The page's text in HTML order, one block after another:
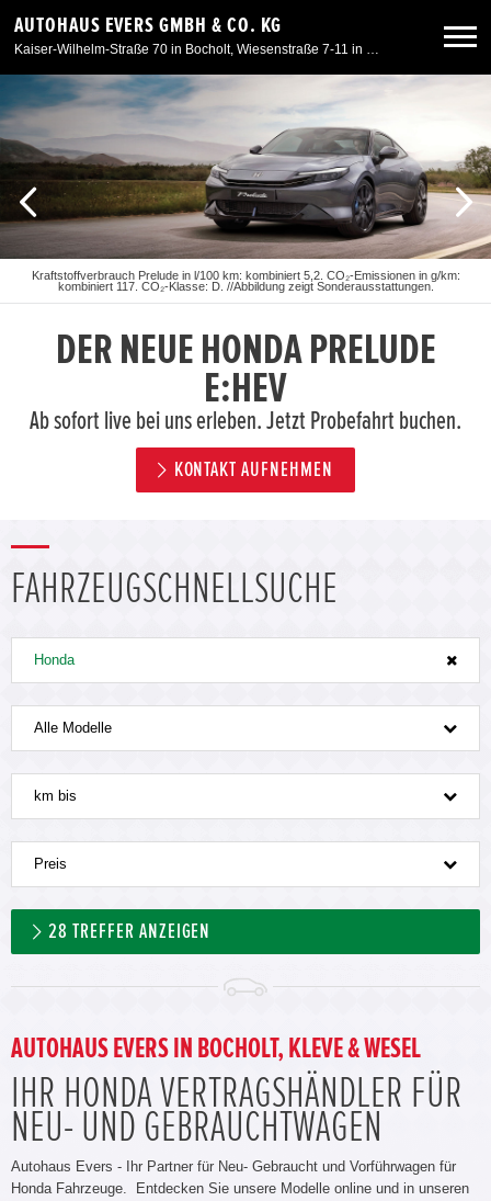
AUTOHAUS EVERS GMBH & CO. KG
Kaiser-Wilhelm-Straße 70 in Bocholt, Wiesenstraße 7-11 in Kleve, Am Spaltmannsfeld 11-13 in Wesel
Neuwagen
Gebrauchtwagen
Angebote
Service & Zubehör
Kraftstoffverbrauch Prelude in l/100 km: kombiniert 5,2. CO₂-Emissionen in g/km:
kombiniert 117. CO₂-Klasse: D. //Abbildung zeigt Sonderausstattungen.
DER NEUE HONDA PRELUDE
E:HEV
Ab sofort live bei uns erleben. Jetzt Probefahrt buchen.
KONTAKT AUFNEHMEN
FAHRZEUGSCHNELLSUCHE
Honda
Alle Modelle
km bis
Preis
28 TREFFER ANZEIGEN
AUTOHAUS EVERS IN BOCHOLT, KLEVE & WESEL
IHR HONDA VERTRAGSHÄNDLER FÜR
NEU- UND GEBRAUCHTWAGEN
Autohaus Evers - Ihr Partner für Neu- Gebraucht und Vorführwagen für
Honda Fahrzeuge. Entdecken Sie unsere Modelle online und in unseren